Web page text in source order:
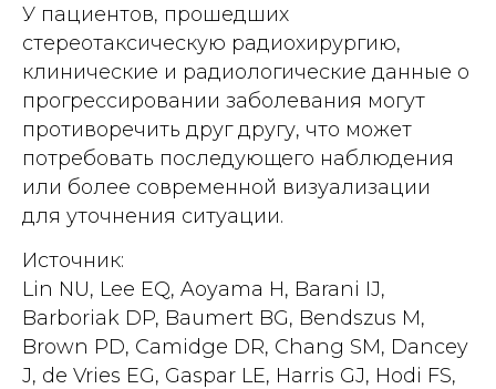
У пациентов, прошедших
стереотаксическую радиохирургию,
клинические и радиологические данные о
прогрессировании заболевания могут
противоречить друг другу, что может
потребовать последующего наблюдения
или более современной визуализации
для уточнения ситуации.
Источник:
Lin NU, Lee EQ, Aoyama H, Barani IJ,
Barboriak DP, Baumert BG, Bendszus M,
Brown PD, Camidge DR, Chang SM, Dancey
J, de Vries EG, Gaspar LE, Harris GJ, Hodi FS,